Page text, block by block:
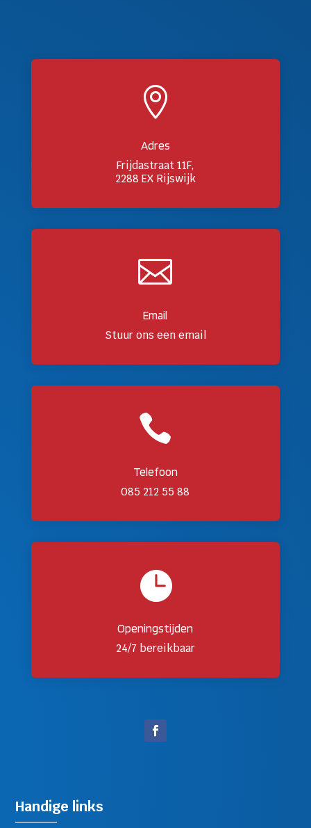

Adres
Frijdastraat 11F,
2288 EX Rijswijk

Email
Stuur ons een email

Telefoon
085 212 55 88

Openingstijden
24/7 bereikbaar
Handige links